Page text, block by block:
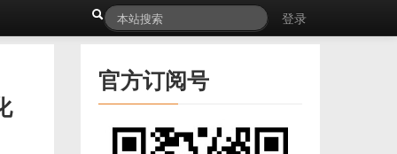
登录
官方订阅号